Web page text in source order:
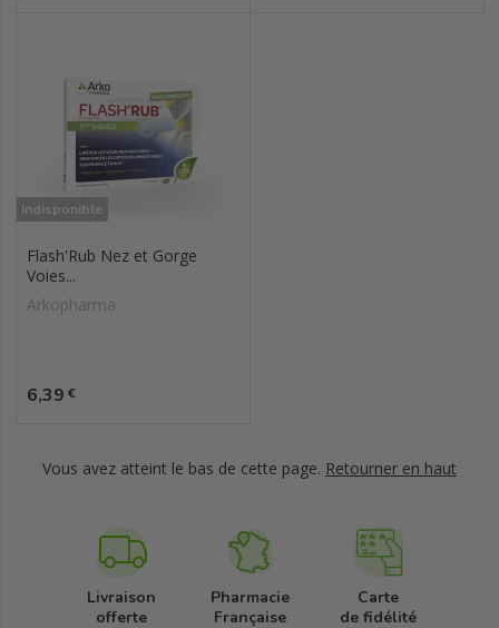
Indisponible
Flash'Rub Nez et Gorge
Voies...
Arkopharma
Prix
6,39 €
Vous avez atteint le bas de cette page. Retourner en haut
Livraison
offerte
Pharmacie
Française
Carte
de fidélité